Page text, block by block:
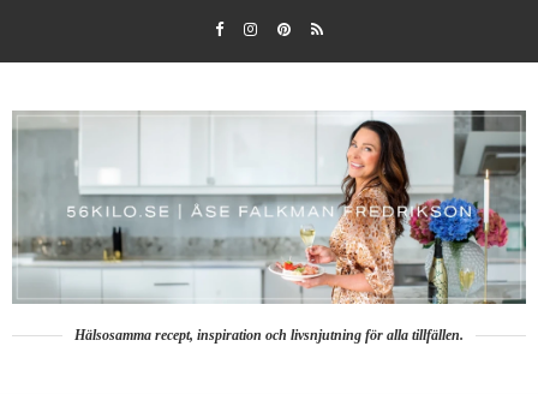
Hälsosamma recept, inspiration och livsnjutning för alla tillfällen.